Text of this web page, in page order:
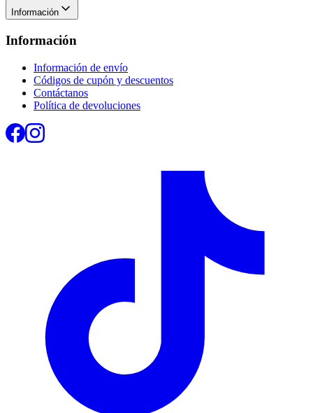
Información
Información
Información de envío
Códigos de cupón y descuentos
Contáctanos
Política de devoluciones